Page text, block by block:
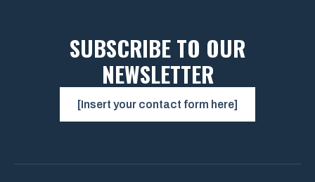
SUBSCRIBE TO OUR
NEWSLETTER
[Insert your contact form here]